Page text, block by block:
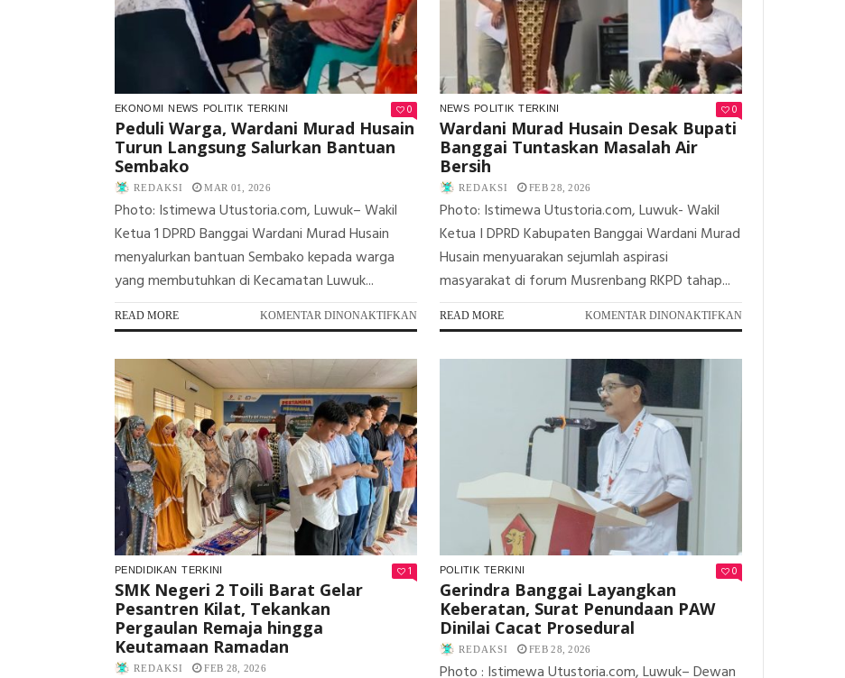
KLS
BANTU
MASJID
&
SALURKAN
EKONOMI NEWS POLITIK TERKINI 0
Peduli Warga, Wardani Murad Husain
Turun Langsung Salurkan Bantuan
Sembako
REDAKSI MAR 01, 2026
Photo: Istimewa Utustoria.com, Luwuk– Wakil
Ketua 1 DPRD Banggai Wardani Murad Husain
menyalurkan bantuan Sembako kepada warga
yang membutuhkan di Kecamatan Luwuk...
READ MORE KOMENTAR DINONAKTIFKANPADA
PEDULI
MURAD
TURUN
LANGSUNG
SALURKAN
BANTUAN
SEMBAKO
NEWS POLITIK TERKINI 0
Wardani Murad Husain Desak Bupati
Banggai Tuntaskan Masalah Air
Bersih
REDAKSI FEB 28, 2026
Photo: Istimewa Utustoria.com, Luwuk- Wakil
Ketua I DPRD Kabupaten Banggai Wardani Murad
Husain menyuarakan sejumlah aspirasi
masyarakat di forum Musrenbang RKPD tahap...
READ MORE KOMENTAR DINONAKTIFKANPADA
WARDANI
PENDIDIKAN TERKINI 1
SMK Negeri 2 Toili Barat Gelar
Pesantren Kilat, Tekankan
Pergaulan Remaja hingga
Keutamaan Ramadan
REDAKSI FEB 28, 2026
POLITIK TERKINI 0
Gerindra Banggai Layangkan
Keberatan, Surat Penundaan PAW
Dinilai Cacat Prosedural
REDAKSI FEB 28, 2026
Photo : Istimewa Utustoria.com, Luwuk– Dewan